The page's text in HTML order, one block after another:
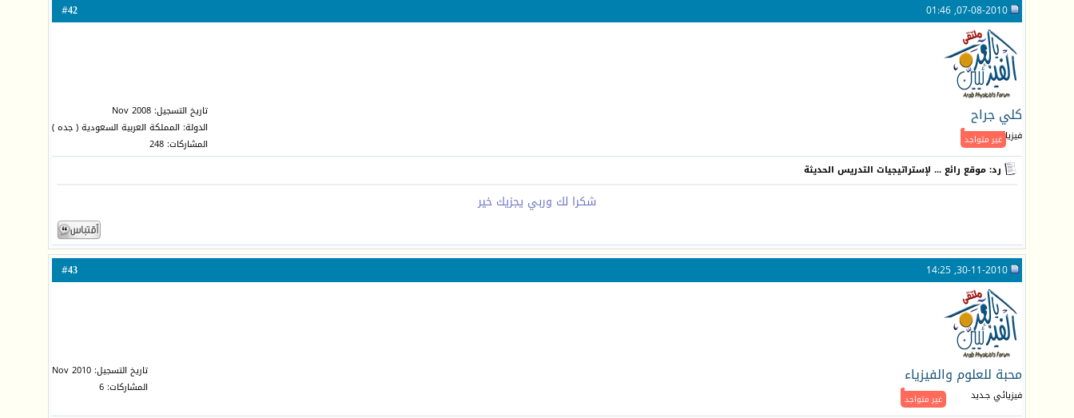
42
كلي جراح
غير متواجد
فيزيائي متمكن
تاريخ التسجيل: Nov 2008
الدولة: المملكة العربية السعودية ( جده )
المشاركات: 248
رد: موقع رائع ... لإستراتيجيات التدريس الحديثة
شكرا لك وربي يجزيك خير
43
محبة للعلوم والفيزياء
غير متواجد فيزيائي جـديد
تاريخ التسجيل: Nov 2010
المشاركات: 6